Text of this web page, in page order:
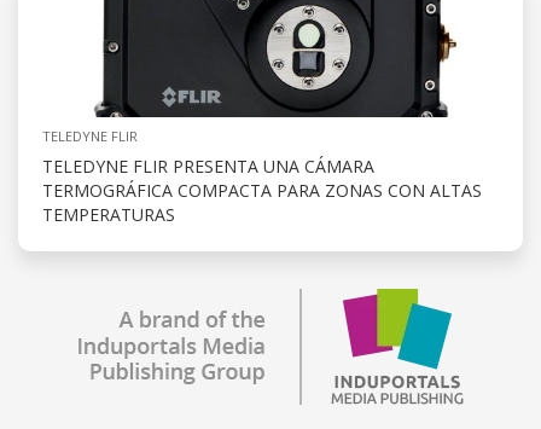
TELEDYNE FLIR
TELEDYNE FLIR PRESENTA UNA CÁMARA
TERMOGRÁFICA COMPACTA PARA ZONAS CON ALTAS
TEMPERATURAS